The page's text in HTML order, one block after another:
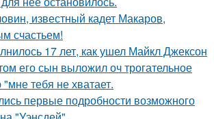
известный кадет Макаров,
счастьем!
17 лет, как ушел Майкл Джексон
его сын выложил оч трогательное
тебя не хватает.
первые подробности возможного